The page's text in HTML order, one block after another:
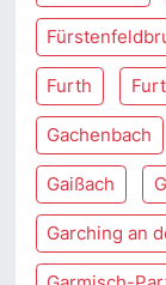
Furth
Gachenbach
Gaißach
Garching an